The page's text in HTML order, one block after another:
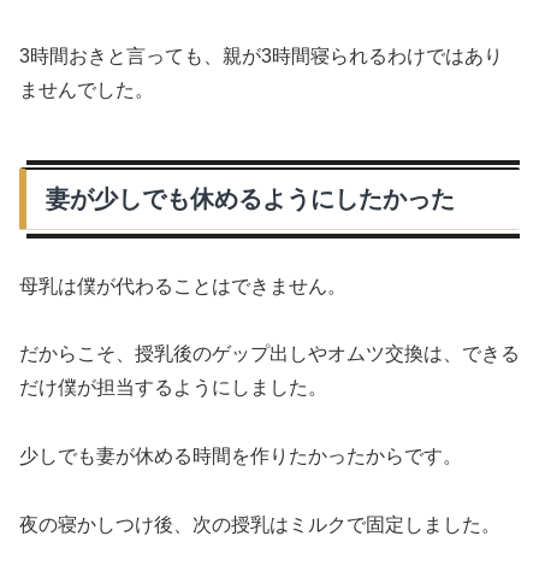
3時間おきと言っても、親が3時間寝られるわけではあり
ませんでした。
妻が少しでも休めるようにしたかった
母乳は僕が代わることはできません。
だからこそ、授乳後のゲップ出しやオムツ交換は、できる
だけ僕が担当するようにしました。
少しでも妻が休める時間を作りたかったからです。
夜の寝かしつけ後、次の授乳はミルクで固定しました。